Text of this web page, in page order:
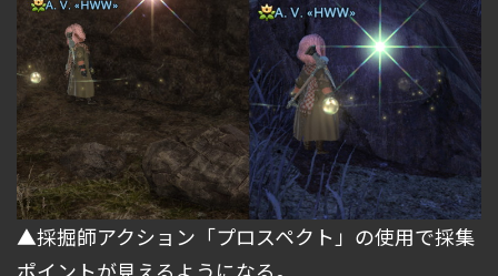
▲採掘師アクション「プロスペクト」の使用で採集